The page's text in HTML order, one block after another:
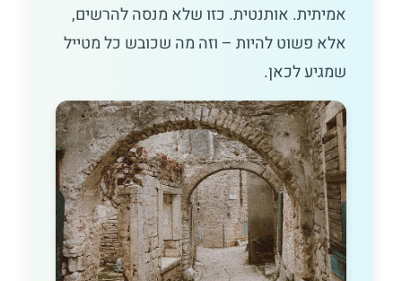
אמיתית. אותנטית. כזו שלא מנסה להרשים,
אלא פשוט להיות – וזה מה שכובש כל מטייל
שמגיע לכאן.